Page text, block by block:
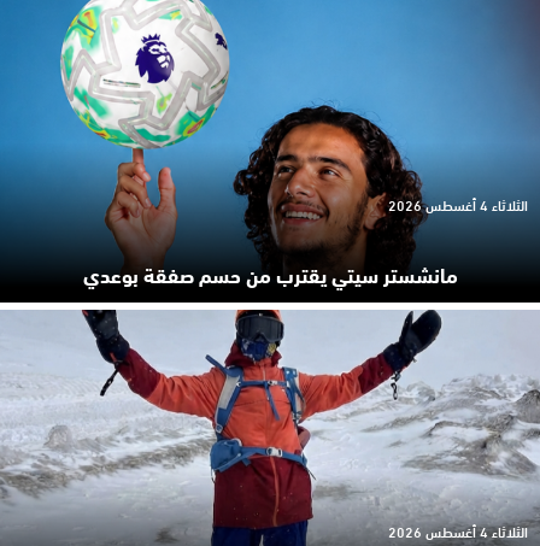
مانشستر سيتي يقترب من حسم صفقة بوعدي
الثلاثاء 4 أغسطس 2026
الثلاثاء 4 أغسطس 2026